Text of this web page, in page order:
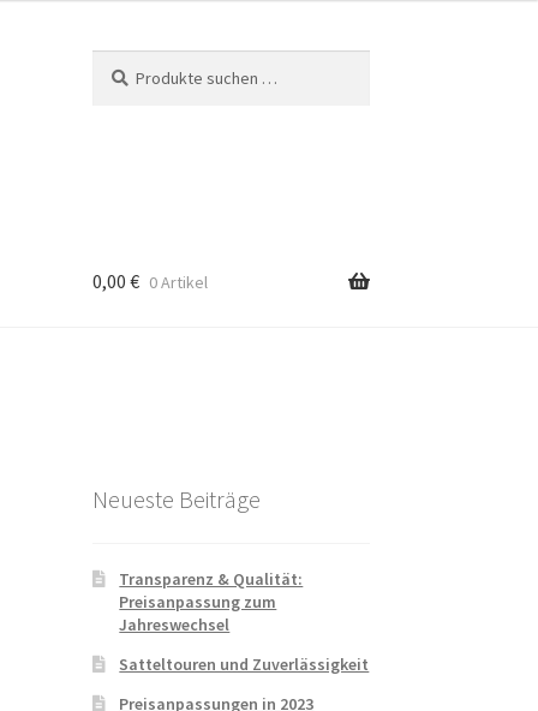
nach:
0,00 € 0 Artikel
Neueste Beiträge
Transparenz & Qualität:
Preisanpassung zum
Jahreswechsel
Satteltouren und Zuverlässigkeit
Preisanpassungen in 2023